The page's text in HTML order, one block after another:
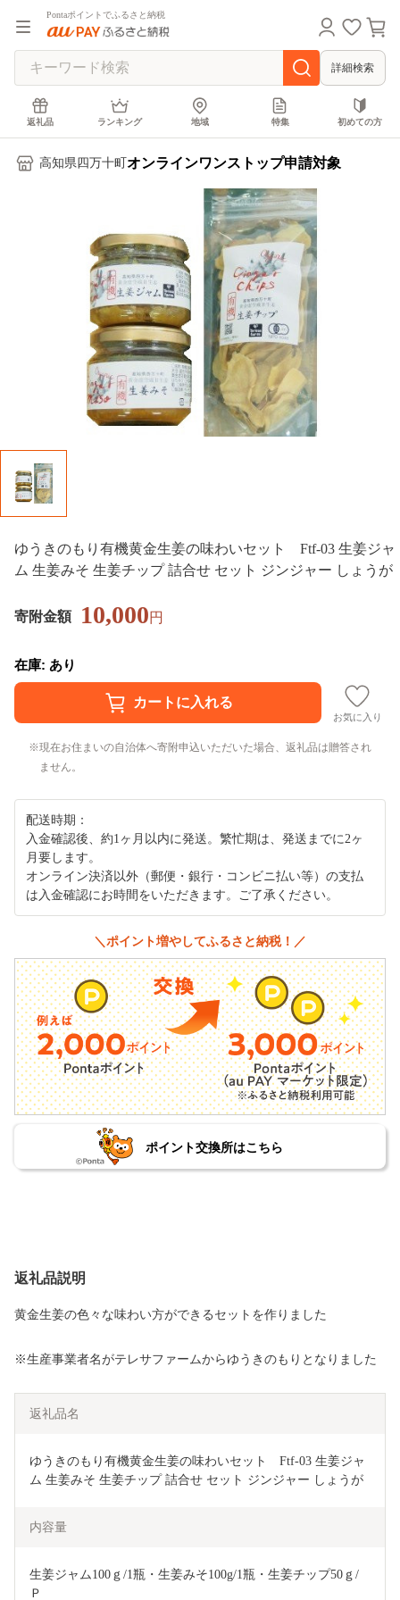
Pontaポイントでふるさと納税
詳細検索
返礼品 ランキング 地域 特集 初めての方
高知県四万十町 オンラインワンストップ申請対象
ゆうきのもり有機黄金生姜の味わいセット Ftf-03 生姜ジャ
ム 生姜みそ 生姜チップ 詰合せ セット ジンジャー しょうが
寄附金額 10,000円
在庫: あり
お気に入り
現在お住まいの自治体へ寄附申込いただいた場合、返礼品は贈答され
ません。
配送時期：
入金確認後、約1ヶ月以内に発送。繁忙期は、発送までに2ヶ
月要します。
オンライン決済以外（郵便・銀行・コンビニ払い等）の支払
は入金確認にお時間をいただきます。ご了承ください。
＼ポイント増やしてふるさと納税！／
ポイント交換所はこちら
返礼品説明
黄金生姜の色々な味わい方ができるセットを作りました
※生産事業者名がテレサファームからゆうきのもりとなりました
返礼品名
ゆうきのもり有機黄金生姜の味わいセット　Ftf-03 生姜ジャ
ム 生姜みそ 生姜チップ 詰合せ セット ジンジャー しょうが
内容量
生姜ジャム100ｇ/1瓶・生姜みそ100g/1瓶・生姜チップ50ｇ/
Ｐ